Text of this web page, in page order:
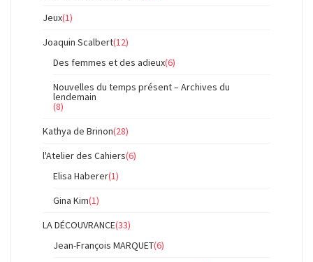
Jeux(1)
Joaquin Scalbert(12)
Des femmes et des adieux(6)
Nouvelles du temps présent – Archives du
lendemain
(8)
Kathya de Brinon(28)
l'Atelier des Cahiers(6)
Elisa Haberer(1)
Gina Kim(1)
LA DÉCOUVRANCE(33)
Jean-François MARQUET(6)